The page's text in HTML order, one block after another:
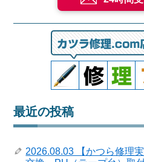
最近の投稿
2026.08.03 【かつら修理